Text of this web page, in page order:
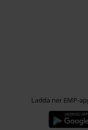
Ladda ner EMP-